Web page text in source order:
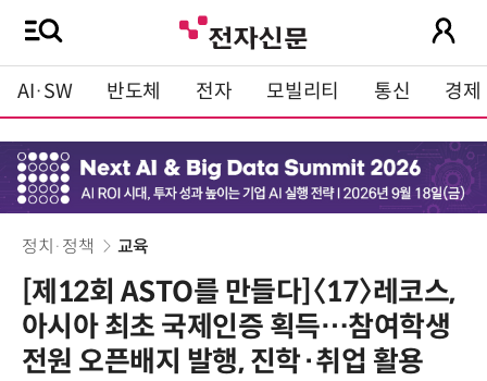
AI·SW 반도체 전자 모빌리티 통신 경제
정치·정책 교육
[제12회 ASTO를 만들다]〈17〉레코스,
아시아 최초 국제인증 획득…참여학생
전원 오픈배지 발행, 진학·취업 활용